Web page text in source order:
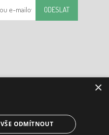
ODESLAT
×
VŠE ODMÍTNOUT